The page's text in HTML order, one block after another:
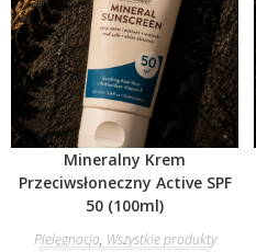
Pielęgnacja, Wszystkie produkty
Mineralny Krem
Przeciwsłoneczny Active SPF
50 (100ml)